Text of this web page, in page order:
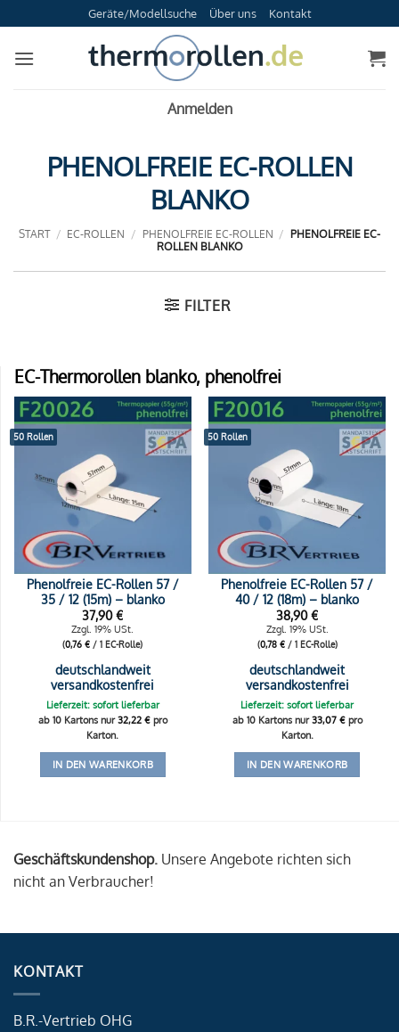
Inhalt
springen
Geräte/Modellsuche Über uns Kontakt
Anmelden
PHENOLFREIE EC-ROLLEN
BLANKO
START / EC-ROLLEN / PHENOLFREIE EC-ROLLEN / PHENOLFREIE EC-
ROLLEN BLANKO
FILTER
EC-Thermorollen blanko, phenolfrei
50 Rollen
Phenolfreie EC-Rollen 57 /
35 / 12 (15m) – blanko
37,90€
Zzgl. 19% USt.
(0,76€ / 1 EC-Rolle)
deutschlandweit
versandkostenfrei
Lieferzeit: sofort lieferbar
ab 10 Kartons nur32,22 €pro
Karton.
IN DEN WARENKORB
50 Rollen
Phenolfreie EC-Rollen 57 /
40 / 12 (18m) – blanko
38,90€
Zzgl. 19% USt.
(0,78 €/ 1 EC-Rolle)
deutschlandweit
versandkostenfrei
Lieferzeit: sofort lieferbar
ab 10 Kartons nur33,07 €pro
Karton.
IN DEN WARENKORB
Geschäftskundenshop. Unsere Angebote richten sich
nicht an Verbraucher!
KONTAKT
B.R.-Vertrieb OHG